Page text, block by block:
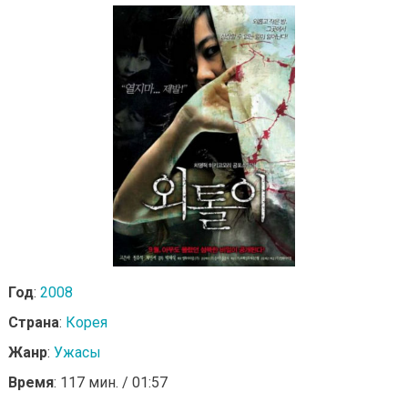
Год: 2008
Страна: Корея
Жанр: Ужасы
Время: 117 мин. / 01:57